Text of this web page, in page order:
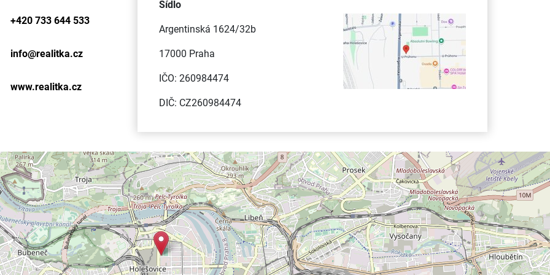
+420 733 644 533
info@realitka.cz
www.realitka.cz
Sídlo
Argentinská 1624/32b
17000 Praha
IČO: 260984474
DIČ: CZ260984474